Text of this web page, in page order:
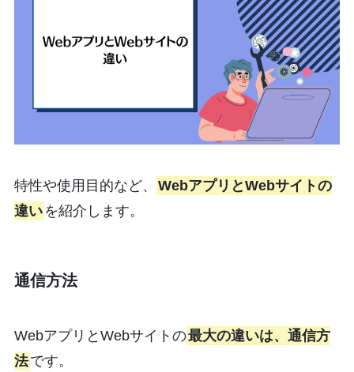
特性や使用目的など、
WebアプリとWebサイトの
違い を紹介します。
通信方法
WebアプリとWebサイトの最大の違いは、通信方
法です。